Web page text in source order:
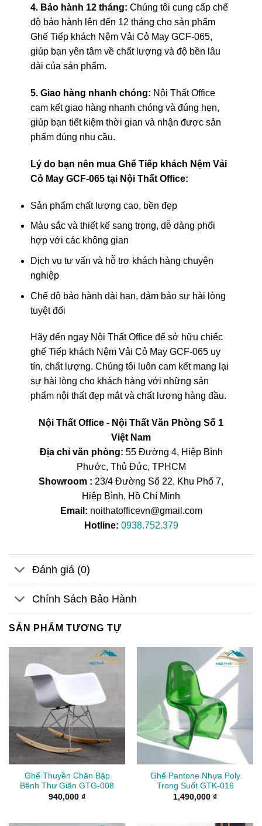
4. Bảo hành 12 tháng: Chúng tôi cung cấp chế
độ bảo hành lên đến 12 tháng cho sản phẩm
Ghế Tiếp khách Nệm Vải Cỏ May GCF-065,
giúp bạn yên tâm về chất lượng và độ bền lâu
dài của sản phẩm.
5. Giao hàng nhanh chóng: Nội Thất Office
cam kết giao hàng nhanh chóng và đúng hẹn,
giúp bạn tiết kiệm thời gian và nhận được sản
phẩm đúng nhu cầu.
Lý do bạn nên mua Ghế Tiếp khách Nệm Vải
Cỏ May GCF-065 tại Nội Thất Office:
Sản phẩm chất lượng cao, bền đẹp
Màu sắc và thiết kế sang trọng, dễ dàng phối
hợp với các không gian
Dịch vụ tư vấn và hỗ trợ khách hàng chuyên
nghiệp
Chế độ bảo hành dài hạn, đảm bảo sự hài lòng
tuyệt đối
Hãy đến ngay Nội Thất Office để sở hữu chiếc
ghế Tiếp khách Nệm Vải Cỏ May GCF-065 uy
tín, chất lượng. Chúng tôi luôn cam kết mang lại
sự hài lòng cho khách hàng với những sản
phẩm nội thất đẹp mắt và chất lượng hàng đầu.
Nội Thất Office - Nội Thất Văn Phòng Số 1
Việt Nam
Địa chỉ văn phòng: 55 Đường 4, Hiệp Bình
Phước, Thủ Đức, TPHCM
Showroom : 23/4 Đường Số 22, Khu Phố 7,
Hiệp Bình, Hồ Chí Minh
Email: noithatofficevn@gmail.com
Hotline: 0938.752.379
Đánh giá (0)
Chính Sách Bảo Hành
SẢN PHẨM TƯƠNG TỰ
Ghế Thuyền Chân Bập
Bênh Thư Giãn GTG-008
940,000 ₫
Ghế Pantone Nhựa Poly
Trong Suốt GTK-016
1,490,000 ₫